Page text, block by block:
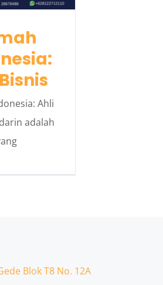
Ahli
adalah
Blok T8 No. 12A